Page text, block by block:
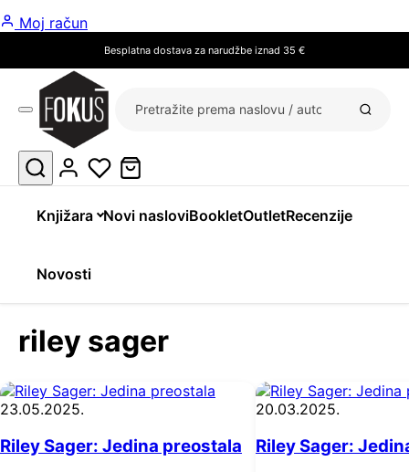
Moj račun
Besplatna dostava za narudžbe iznad 35 €
Knjižara Novi nasloviBookletOutletRecenzije
Novosti
riley sager
23.05.2025.
Riley Sager: Jedina preostala
20.03.2025.
Riley Sager: